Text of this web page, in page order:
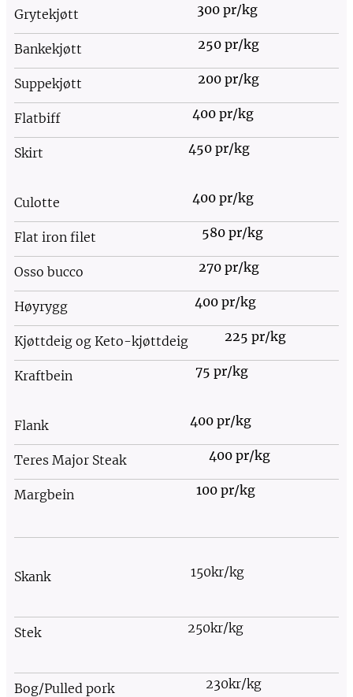
Grytekjøtt 300 pr/kg
Bankekjøtt 250 pr/kg
Suppekjøtt 200 pr/kg
Flatbiff 400 pr/kg
Skirt 450 pr/kg
Culotte 400 pr/kg
Flat iron filet 580 pr/kg
Osso bucco 270 pr/kg
Høyrygg 400 pr/kg
Kjøttdeig og Keto-kjøttdeig 225 pr/kg
Kraftbein 75 pr/kg
Flank 400 pr/kg
Teres Major Steak 400 pr/kg
Margbein 100 pr/kg
Skank 150kr/kg
Stek 250kr/kg
Bog/Pulled pork 230kr/kg